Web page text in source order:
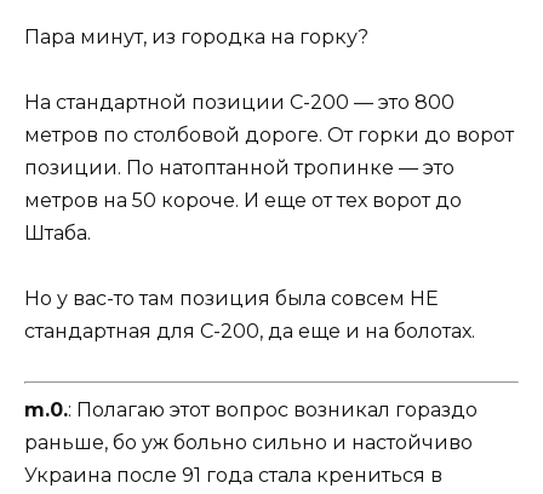
Пара минут, из городка на горку?
На стандартной позиции С-200 — это 800
метров по столбовой дороге. От горки до ворот
позиции. По натоптанной тропинке — это
метров на 50 короче. И еще от тех ворот до
Штаба.
Но у вас-то там позиция была совсем НЕ
стандартная для С-200, да еще и на болотах.
m.0.: Полагаю этот вопрос возникал гораздо
раньше, бо уж больно сильно и настойчиво
Украина после 91 года стала крениться в